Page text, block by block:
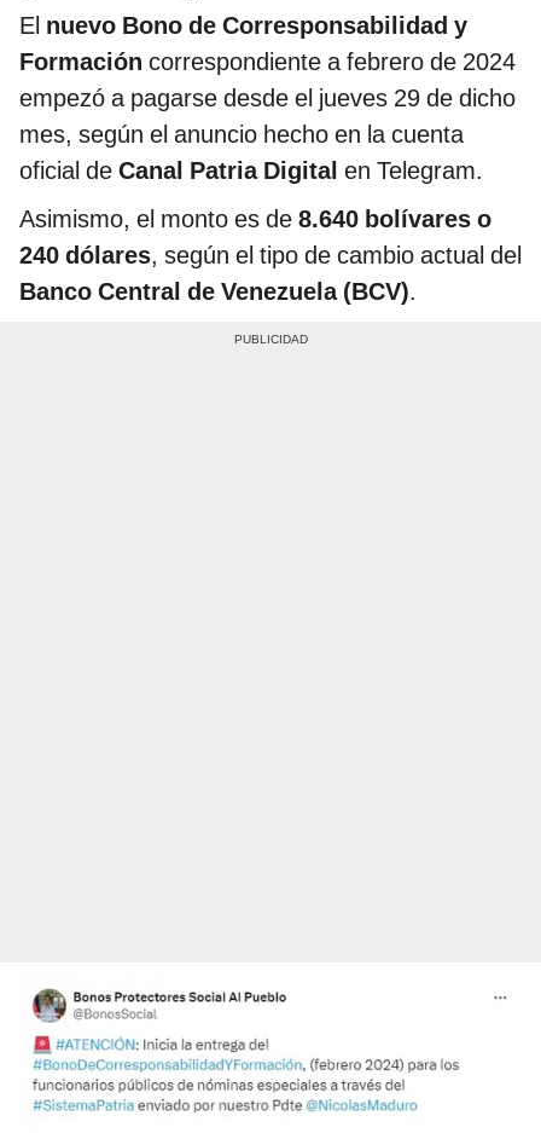
El nuevo Bono de Corresponsabilidad y
Formación correspondiente a febrero de 2024
empezó a pagarse desde el jueves 29 de dicho
mes, según el anuncio hecho en la cuenta
oficial de Canal Patria Digital en Telegram.
Asimismo, el monto es de 8.640 bolívares o
240 dólares, según el tipo de cambio actual del
Banco Central de Venezuela (BCV).